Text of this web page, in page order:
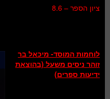
ציון הספר – 8.6
לוחמות המוסד- מיכאל בר
זוהר ניסים משעל (בהוצאת
ידיעות ספרים)